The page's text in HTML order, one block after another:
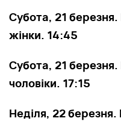
Субота, 21 березня.
жінки. 14:45
Субота, 21 березня.
чоловіки. 17:15
Неділя, 22